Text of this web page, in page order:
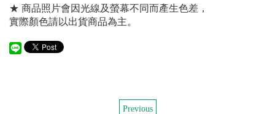
★ 商品照片會因光線及螢幕不同而產生色差，
實際顏色請以出貨商品為主。
Previous